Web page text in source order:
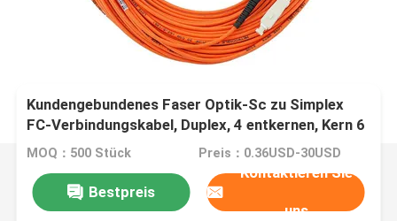
Kundengebundenes Faser Optik-Sc zu Simplex
FC-Verbindungskabel, Duplex, 4 entkernen, Kern 6
MOQ：500 Stück Preis：0.36USD-30USD
Bestpreis
Kontaktieren Sie
uns